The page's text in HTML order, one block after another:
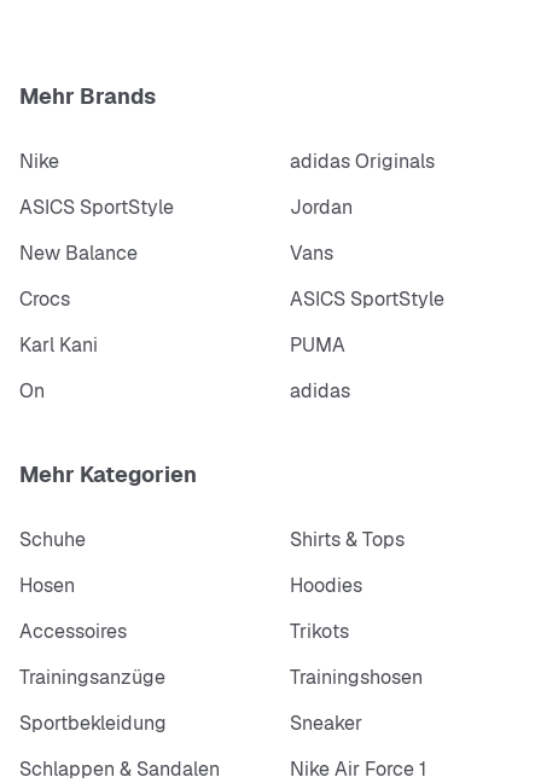
Mehr Brands
Nike
adidas Originals
ASICS SportStyle
Jordan
New Balance
Vans
Crocs
ASICS SportStyle
Karl Kani
PUMA
On
adidas
Mehr Kategorien
Schuhe
Shirts & Tops
Hosen
Hoodies
Accessoires
Trikots
Trainingsanzüge
Trainingshosen
Sportbekleidung
Sneaker
Schlappen & Sandalen
Nike Air Force 1